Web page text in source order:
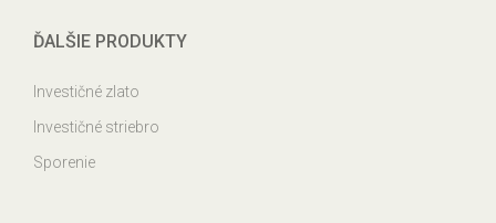
ĎALŠIE PRODUKTY
Investičné zlato
Investičné striebro
Sporenie